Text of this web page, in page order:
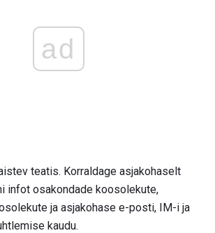
ad
teatis. Korraldage asjakohaselt
infot osakondade koosolekute,
ja asjakohase e-posti, IM-i ja
kaudu.